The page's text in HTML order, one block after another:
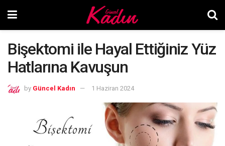
Bişektomi ile Hayal Ettiğiniz Yüz
Hatlarına Kavuşun
by Güncel Kadın 1 Haziran 2024